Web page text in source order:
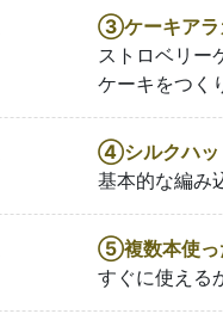
③ケーキアラ
ストロベリー
ケーキをつく
④シルクハッ
基本的な編み
⑤複数本使っ
すぐに使える